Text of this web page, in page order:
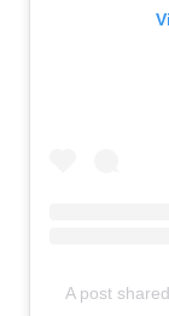
A post